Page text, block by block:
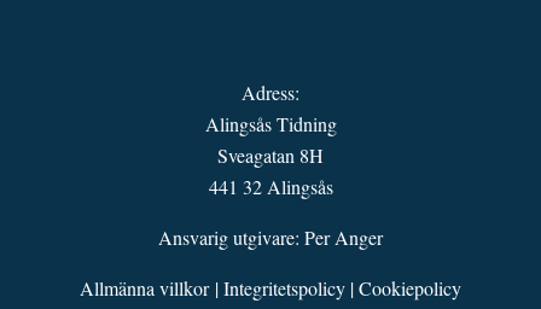
Adress:
Alingsås Tidning
Sveagatan 8H
441 32 Alingsås
Ansvarig utgivare: Per Anger
Allmänna villkor|Integritetspolicy |Cookiepolicy